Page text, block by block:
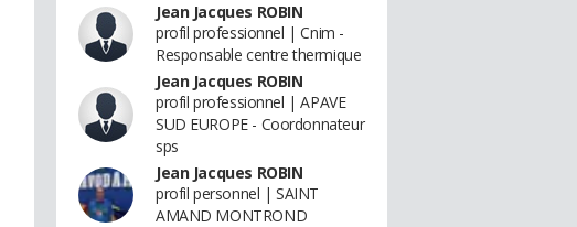
Jean Jacques ROBIN
profil professionnel | Cnim -
Responsable centre thermique
Jean Jacques ROBIN
profil professionnel | APAVE
SUD EUROPE - Coordonnateur
sps
Jean Jacques ROBIN
profil personnel | SAINT
AMAND MONTROND